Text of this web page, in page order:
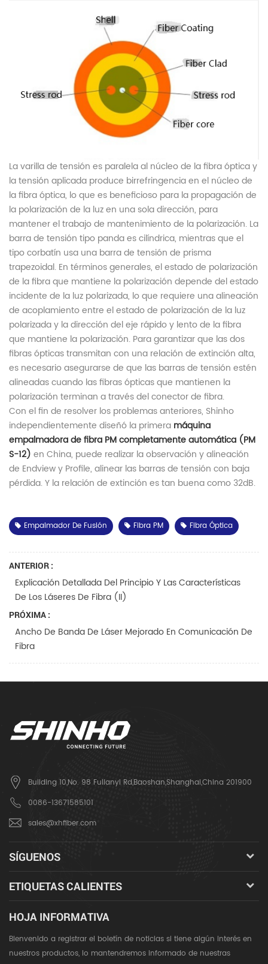
La varilla de tensión es paralela al núcleo de la fibra óptica y
la tensión aplicada produce birrefringencia en el núcleo de
la fibra óptica, lo que es beneficioso para la propagación de
la polarización de la luz en una sola dirección, para
mantener el trabajo de mantenimiento de la polarización. La
barra de tensión tipo panda es cilíndrica, mientras que el
tipo corbatín usa una barra de tensión de prisma
trapezoidal. En términos generales, el estado de polarización
de la fibra que mantiene la polarización depende del estado
incidente de la luz polarizada, lo que requiere una alineación
de acoplamiento entre el estado de polarización de la luz
polarizada y la dirección del eje rápido y lento de la fibra
que mantiene la polarización. Para garantizar que las dos
fibras ópticas transmitan con una relación de extinción alta,
es necesario asegurarse de que las barras de tensión estén
alineadas cuando las fibras ópticas que mantienen la
polarización terminan a través del conector de fibra.
Con el fin de resolver los problemas anteriores, Shinho
independientemente diseñó la primera máquina
empalmadora de fibra PM completamente automática (PM
S-12) en China, puede realizar la observación y alineación
de Endview y Profile, alinear las barras de tensión con baja
pérdida. Y la relación de extinción es tan buena como 32dB.
Empalmador De Fusión Fibra PM Fibra Óptica
ANTERIOR :
Explicación Detallada Del Principio Y Las Características
De Los Láseres De Fibra (II)
PRÓXIMA :
Ancho De Banda De Láser Mejorado En Comunicación De
Fibra
Building 10,No. 98 Fulianyi Rd,Baoshan,Shanghai,China 201900
0086-13671585101
sales@xhfiber.com
SÍGUENOS
ETIQUETAS CALIENTES
HOJA INFORMATIVA
Bienvenido a registrar el boletín de noticias si tiene algún interés en
nuestros productos, lo mantendremos informado de nuestras